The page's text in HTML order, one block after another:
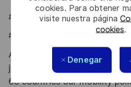
cookies. Para obtener
visite nuestra página
cookies.
Denegar
#LI-Onsite
#LI-IP1
At Thales we provide
jobs. With Thales employing
68 countries our mobility